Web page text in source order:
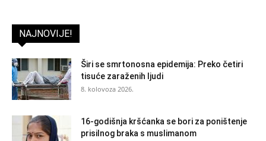
NAJNOVIJE!
Širi se smrtonosna epidemija: Preko četiri
tisuće zaraženih ljudi
8. kolovoza 2026.
16-godišnja kršćanka se bori za poništenje
prisilnog braka s muslimanom